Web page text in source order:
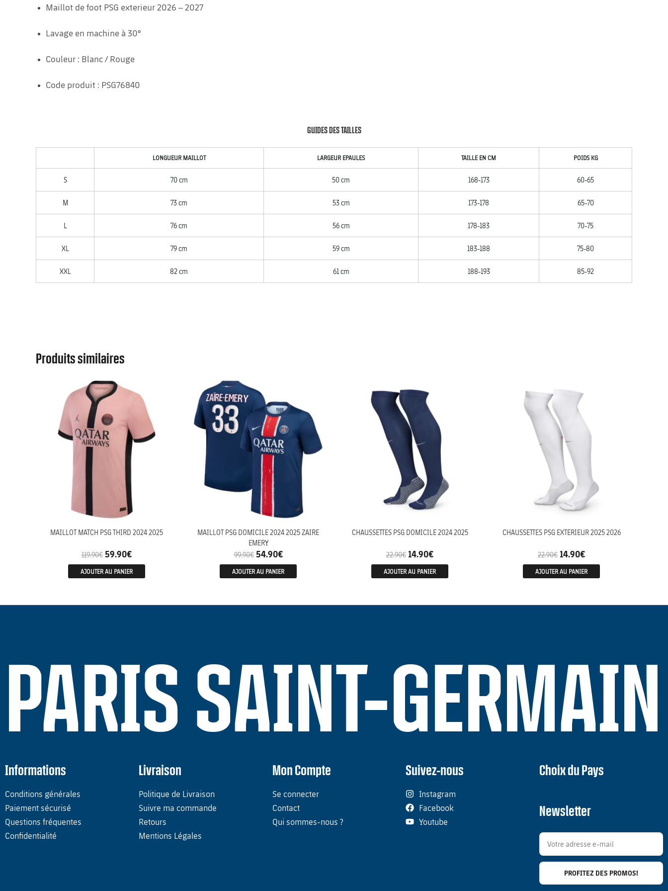
Maillot de foot PSG exterieur 2026 – 2027
Lavage en machine à 30°
Couleur : Blanc / Rouge
Code produit : PSG76840
GUIDES DES TAILLES
LONGUEUR MAILLOT LARGEUR EPAULES TAILLE EN CM POIDS KG
S 70 cm 50 cm 168-173 60-65
M 73 cm 53 cm 173-178 65-70
L 76 cm 56 cm 178-183 70-75
XL 79 cm 59 cm 183-188 75-80
XXL 82 cm 61 cm 188-193 85-92
Produits similaires
MAILLOT MATCH PSG THIRD 2024 2025
119.90€ 59.90€
AJOUTER AU PANIER
MAILLOT PSG DOMICILE 2024 2025 ZAIRE
EMERY
99.90€ 54.90€
AJOUTER AU PANIER
CHAUSSETTES PSG DOMICILE 2024 2025
22.90€ 14.90€
AJOUTER AU PANIER
CHAUSSETTES PSG EXTERIEUR 2025 2026
22.90€ 14.90€
AJOUTER AU PANIER
PARIS SAINT-GERMAIN
Informations
Conditions générales
Paiement sécurisé
Questions fréquentes
Confidentialité
Livraison
Politique de Livraison
Suivre ma commande
Retours
Mentions Légales
Mon Compte
Se connecter
Contact
Qui sommes-nous ?
Suivez-nous
Instagram
Facebook
Youtube
Choix du Pays
Newsletter
PROFITEZ DES PROMOS!